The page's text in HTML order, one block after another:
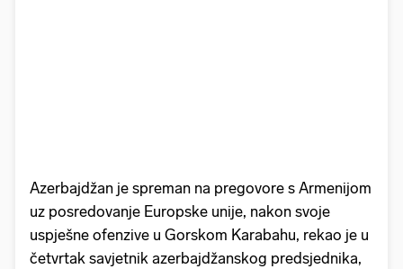
Azerbajdžan je spreman na pregovore s Armenijom
uz posredovanje Europske unije, nakon svoje
uspješne ofenzive u Gorskom Karabahu, rekao je u
četvrtak savjetnik azerbajdžanskog predsjednika,